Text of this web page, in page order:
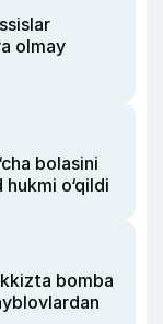
olmay
bolasini
o‘qildi
bomba